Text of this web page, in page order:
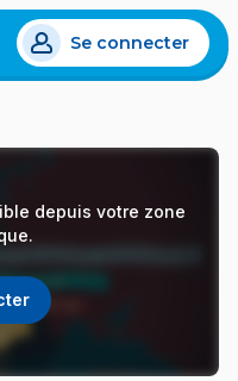
Se connecter
depuis votre zone